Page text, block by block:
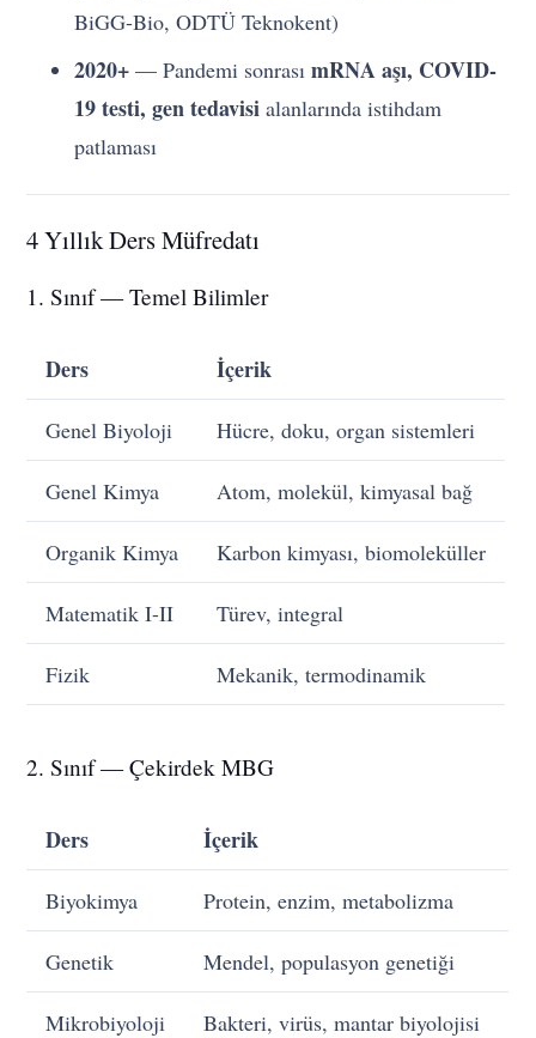
BiGG-Bio, ODTÜ Teknokent)
2020+ — Pandemi sonrasımRNA aşı, COVID-
19 testi, gen tedavisi alanlarında istihdam
patlaması
4 Yıllık Ders Müfredatı
1. Sınıf — Temel Bilimler
Ders İçerik
Genel Biyoloji Hücre, doku, organ sistemleri
Genel Kimya Atom, molekül, kimyasal bağ
Organik Kimya Karbon kimyası, biomoleküller
Matematik I-II Türev, integral
Fizik Mekanik, termodinamik
2. Sınıf — Çekirdek MBG
Ders İçerik
Biyokimya Protein, enzim, metabolizma
Genetik Mendel, populasyon genetiği
Mikrobiyoloji Bakteri, virüs, mantar biyolojisi